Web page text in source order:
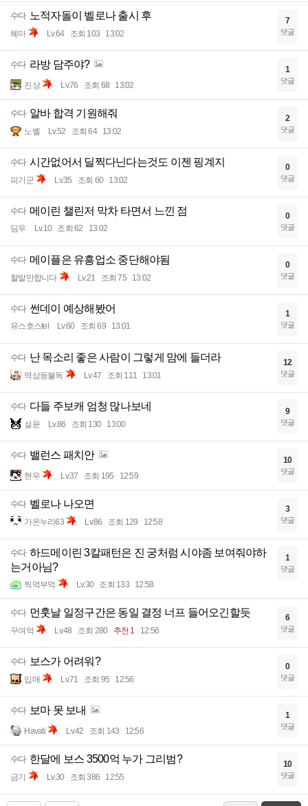
수다 노적자돌이 벨로나 출시 후
혜마 Lv.64 조회 103 13:02
7
댓글
수다 라방 담주야?
진상 Lv.76 조회 68 13:02
1
댓글
수다 알바 합격 기원해줘
노벨 Lv.52 조회 64 13:02
2
댓글
수다 시간없어서 딜찍다닌다는것도 이젠 핑계지
피기군 Lv.35 조회 60 13:02
0
댓글
수다 메이린 챌린저 막차 타면서 느낀 점
딤우 Lv.10 조회 62 13:02
0
댓글
수다 메이플은 유흥업소 중단해야됨
할말만합니다 Lv.21 조회 75 13:02
0
댓글
수다 썬데이 예상해봤어
유스호스tel Lv.60 조회 69 13:01
1
댓글
수다 난 목소리 좋은 사람이 그렇게 맘에 들더라
역삼동불독 Lv.47 조회 111 13:01
12
댓글
수다 다들 주보캐 엄청 많나보네
설윤 Lv.86 조회 130 13:00
9
댓글
수다 밸런스 패치안
현우 Lv.37 조회 195 12:59
10
댓글
수다 벨로나 나오면
가온누리63 Lv.86 조회 129 12:58
3
댓글
수다 하드메이린 3칼패턴은 진 궁처럼 시야좀 보여줘야하
는거아님?
찍먹부먹 Lv.30 조회 133 12:58
1
댓글
수다 먼훗날 일정구간은 동일 결정 너프 들어오긴할듯
꾸여억 Lv.48 조회 280 추천 1 12:56
6
댓글
수다 보스가 어려워?
입매 Lv.71 조회 95 12:56
0
댓글
수다 보마 못 보내
Havati Lv.42 조회 143 12:56
1
댓글
수다 한달에 보스 3500억 누가 그리범?
금기 Lv.30 조회 386 12:55
10
댓글